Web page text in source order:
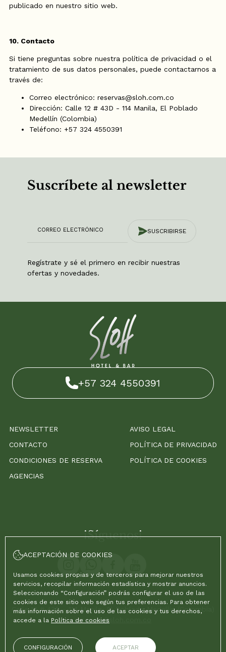
publicado en nuestro sitio web.
10. Contacto
Si tiene preguntas sobre nuestra política de privacidad o el
tratamiento de sus datos personales, puede contactarnos a
través de:
Correo electrónico: reservas@sloh.com.co
Dirección: Calle 12 # 43D - 114 Manila, El Poblado
Medellín (Colombia)
Teléfono: +57 324 4550391
Suscríbete al newsletter
SUSCRIBIRSE
Regístrate y sé el primero en recibir nuestras
ofertas y novedades.
+57 324 4550391
NEWSLETTER
CONTACTO
CONDICIONES DE RESERVA
AGENCIAS
AVISO LEGAL
POLÍTICA DE PRIVACIDAD
POLÍTICA DE COOKIES
¡Síguenos!
Calle 12 # 43D - 114 Manila, El Poblado Medellín (Colombia)
reservas@sloh.com.co
ACEPTACIÓN DE COOKIES
Usamos cookies propias y de terceros para mejorar nuestros
servicios, recopilar información estadística y mostrar anuncios.
Seleccionando “Configuración” podrás configurar el uso de las
cookies de este sitio web según tus preferencias. Para obtener
más información sobre el uso de las cookies y tus derechos,
accede a la Política de cookies
CONFIGURACIÓN ACEPTAR